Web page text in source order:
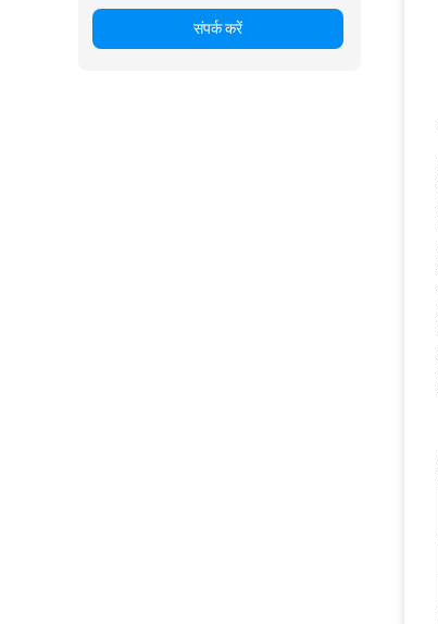
संपर्क करें